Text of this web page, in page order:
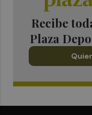
Recibe
Plaza